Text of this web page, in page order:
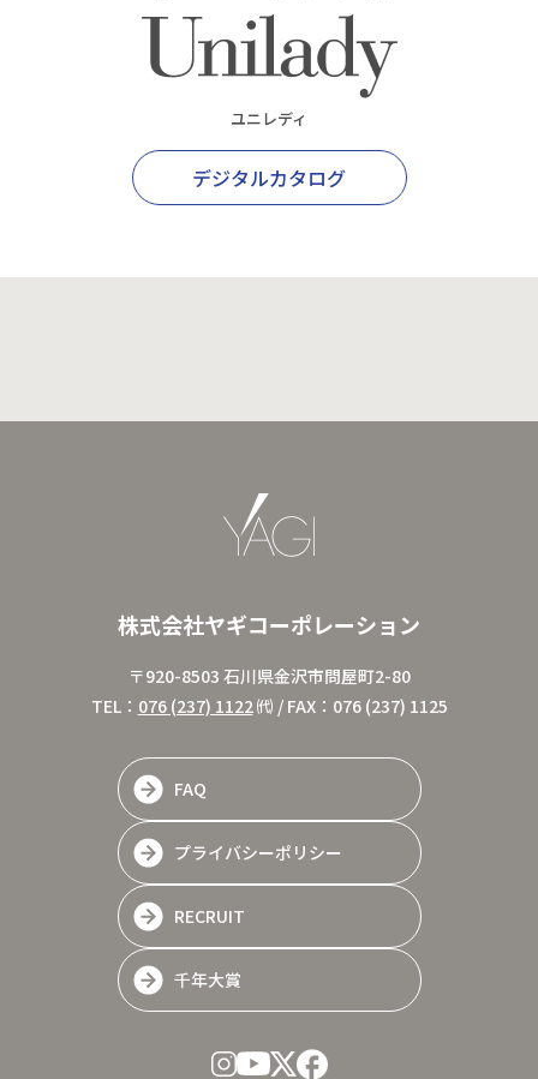
ユニレディ
デジタルカタログ
株式会社ヤギコーポレーション
〒920-8503 石川県金沢市問屋町2-80
TEL： 076 (237) 1122㈹ / FAX：076 (237) 1125
FAQ
プライバシーポリシー
RECRUIT
千年大賞